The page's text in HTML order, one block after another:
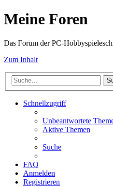
Meine Foren
Das Forum der PC-
Zum Inhalt
Schnellzugriff
Unbeantwortete
Aktive Themen
Suche
FAQ
Anmelden
Registrieren